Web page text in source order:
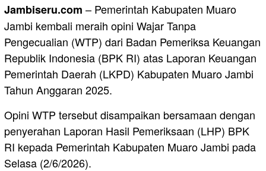
Jambiseru.com – Pemerintah Kabupaten Muaro
Jambi kembali meraih opini Wajar Tanpa
Pengecualian (WTP) dari Badan Pemeriksa Keuangan
Republik Indonesia (BPK RI) atas Laporan Keuangan
Pemerintah Daerah (LKPD) Kabupaten Muaro Jambi
Tahun Anggaran 2025.
Opini WTP tersebut disampaikan bersamaan dengan
penyerahan Laporan Hasil Pemeriksaan (LHP) BPK
RI kepada Pemerintah Kabupaten Muaro Jambi pada
Selasa (2/6/2026).